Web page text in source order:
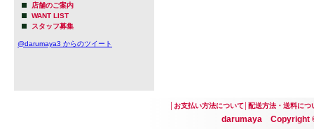
店舗のご案内
WANT LIST
スタッフ募集
@darumaya3 からのツイート
お支払い方法について│ 配送方法・送料につ
darumaya Copyright